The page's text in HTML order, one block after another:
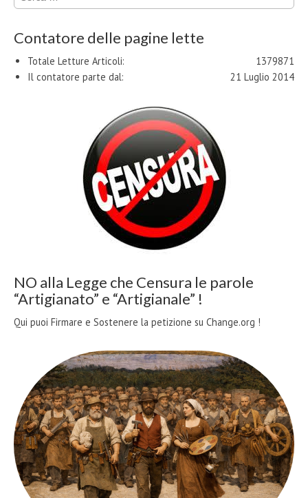
per:
Contatore delle pagine lette
1379871
Totale Letture Articoli:
21 Luglio 2014
Il contatore parte dal:
NO alla Legge che Censura le parole
“Artigianato” e “Artigianale” !
Qui puoi Firmare e Sostenere la petizione su Change.org !